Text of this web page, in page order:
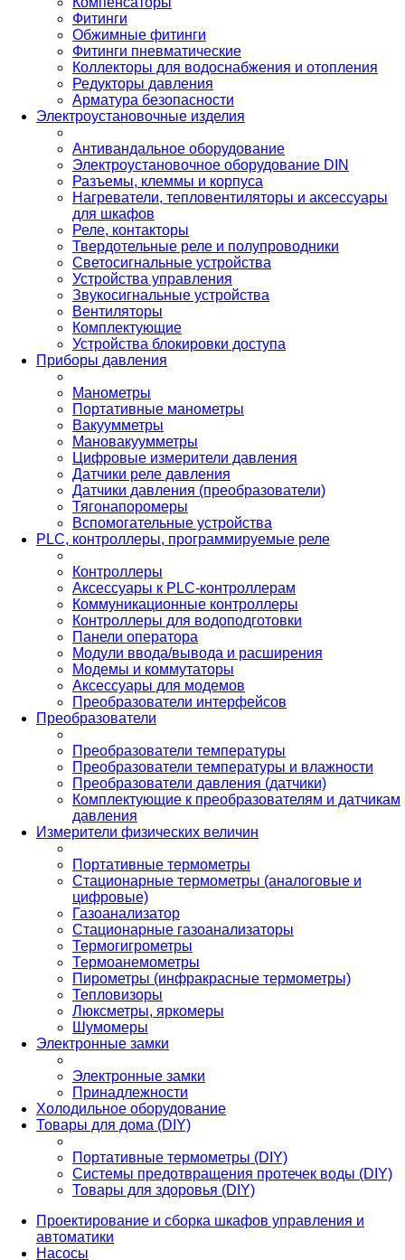
Фитинги
Обжимные фитинги
Фитинги пневматические
Коллекторы для водоснабжения и отопления
Редукторы давления
Арматура безопасности
Электроустановочные изделия
Антивандальное оборудование
Электроустановочное оборудование DIN
Разъемы, клеммы и корпуса
Нагреватели, тепловентиляторы и аксессуары
для шкафов
Реле, контакторы
Твердотельные реле и полупроводники
Светосигнальные устройства
Устройства управления
Звукосигнальные устройства
Вентиляторы
Комплектующие
Устройства блокировки доступа
Приборы давления
Манометры
Портативные манометры
Вакуумметры
Мановакуумметры
Цифровые измерители давления
Датчики реле давления
Датчики давления (преобразователи)
Тягонапоромеры
Вспомогательные устройства
PLС, контроллеры, программируемые реле
Контроллеры
Аксессуары к PLC-контроллерам
Коммуникационные контроллеры
Контроллеры для водоподготовки
Панели оператора
Модули ввода/вывода и расширения
Модемы и коммутаторы
Аксессуары для модемов
Преобразователи интерфейсов
Преобразователи
Преобразователи температуры
Преобразователи температуры и влажности
Преобразователи давления (датчики)
Комплектующие к преобразователям и датчикам
давления
Измерители физических величин
Портативные термометры
Стационарные термометры (аналоговые и
цифровые)
Газоанализатор
Стационарные газоанализаторы
Термогигрометры
Термоанемометры
Пирометры (инфракрасные термометры)
Тепловизоры
Люксметры, яркомеры
Шумомеры
Электронные замки
Электронные замки
Принадлежности
Холодильное оборудование
Товары для дома (DIY)
Портативные термометры (DIY)
Системы предотвращения протечек воды (DIY)
Товары для здоровья (DIY)
Проектирование и сборка шкафов управления и
автоматики
Насосы